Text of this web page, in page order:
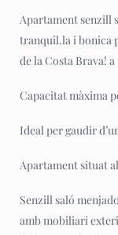
Apartament senzill
tranquil.la i bonica
de la Costa Brava!
Capacitat màxima
Ideal per gaudir
Apartament situat
Senzill saló
amb mobiliari